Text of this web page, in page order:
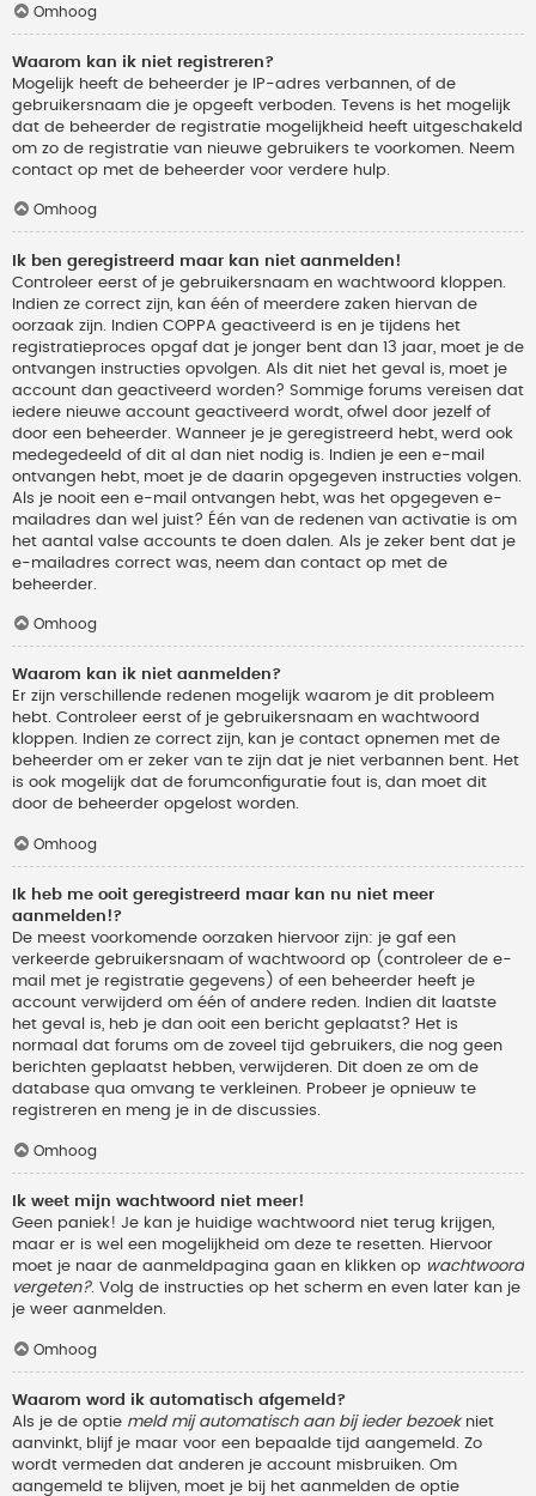
Omhoog
Waarom kan ik niet registreren?
Mogelijk heeft de beheerder je IP-adres verbannen, of de
gebruikersnaam die je opgeeft verboden. Tevens is het mogelijk
dat de beheerder de registratie mogelijkheid heeft uitgeschakeld
om zo de registratie van nieuwe gebruikers te voorkomen. Neem
contact op met de beheerder voor verdere hulp.
Omhoog
Ik ben geregistreerd maar kan niet aanmelden!
Controleer eerst of je gebruikersnaam en wachtwoord kloppen.
Indien ze correct zijn, kan één of meerdere zaken hiervan de
oorzaak zijn. Indien COPPA geactiveerd is en je tijdens het
registratieproces opgaf dat je jonger bent dan 13 jaar, moet je de
ontvangen instructies opvolgen. Als dit niet het geval is, moet je
account dan geactiveerd worden? Sommige forums vereisen dat
iedere nieuwe account geactiveerd wordt, ofwel door jezelf of
door een beheerder. Wanneer je je geregistreerd hebt, werd ook
medegedeeld of dit al dan niet nodig is. Indien je een e-mail
ontvangen hebt, moet je de daarin opgegeven instructies volgen.
Als je nooit een e-mail ontvangen hebt, was het opgegeven e-
mailadres dan wel juist? Één van de redenen van activatie is om
het aantal valse accounts te doen dalen. Als je zeker bent dat je
e-mailadres correct was, neem dan contact op met de
beheerder.
Omhoog
Waarom kan ik niet aanmelden?
Er zijn verschillende redenen mogelijk waarom je dit probleem
hebt. Controleer eerst of je gebruikersnaam en wachtwoord
kloppen. Indien ze correct zijn, kan je contact opnemen met de
beheerder om er zeker van te zijn dat je niet verbannen bent. Het
is ook mogelijk dat de forumconfiguratie fout is, dan moet dit
door de beheerder opgelost worden.
Omhoog
Ik heb me ooit geregistreerd maar kan nu niet meer
aanmelden!?
De meest voorkomende oorzaken hiervoor zijn: je gaf een
verkeerde gebruikersnaam of wachtwoord op (controleer de e-
mail met je registratie gegevens) of een beheerder heeft je
account verwijderd om één of andere reden. Indien dit laatste
het geval is, heb je dan ooit een bericht geplaatst? Het is
normaal dat forums om de zoveel tijd gebruikers, die nog geen
berichten geplaatst hebben, verwijderen. Dit doen ze om de
database qua omvang te verkleinen. Probeer je opnieuw te
registreren en meng je in de discussies.
Omhoog
Ik weet mijn wachtwoord niet meer!
Geen paniek! Je kan je huidige wachtwoord niet terug krijgen,
maar er is wel een mogelijkheid om deze te resetten. Hiervoor
moet je naar de aanmeldpagina gaan en klikken op wachtwoord
vergeten?. Volg de instructies op het scherm en even later kan je
je weer aanmelden.
Omhoog
Waarom word ik automatisch afgemeld?
Als je de optie meld mij automatisch aan bij ieder bezoekniet
aanvinkt, blijf je maar voor een bepaalde tijd aangemeld. Zo
wordt vermeden dat anderen je account misbruiken. Om
aangemeld te blijven, moet je bij het aanmelden de optie